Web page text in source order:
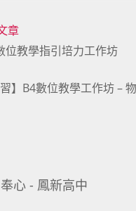
章
位教學指引培力工作坊
習】B4數位教學工作坊 –
心 - 鳳新高中